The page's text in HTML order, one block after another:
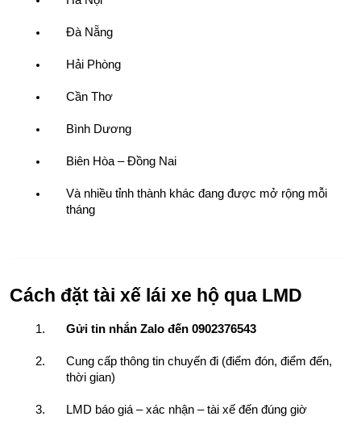
Đà Nẵng
Hải Phòng
Cần Thơ
Bình Dương
Biên Hòa – Đồng Nai
Và nhiều tỉnh thành khác đang được mở rộng mỗi
tháng
Cách đặt tài xế lái xe hộ qua LMD
Gửi tin nhắn Zalo đến 0902376543
Cung cấp thông tin chuyến đi (điểm đón, điểm đến,
thời gian)
LMD báo giá – xác nhận – tài xế đến đúng giờ